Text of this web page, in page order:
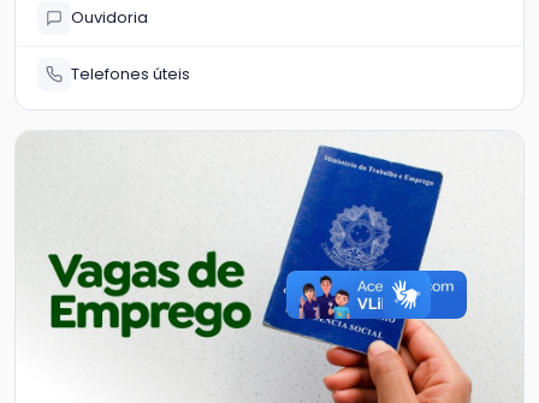
Ouvidoria
Telefones úteis